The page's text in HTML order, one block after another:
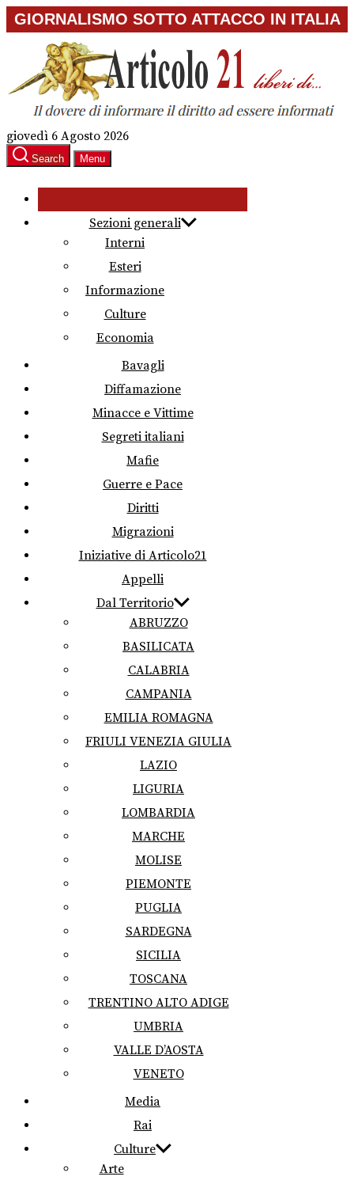
Skip
to
content
GIORNALISMO SOTTO ATTACCO IN ITALIA
giovedì 6 Agosto 2026
Search Menu
Sezioni generali
Interni
Esteri
Informazione
Culture
Economia
Bavagli
Diffamazione
Minacce e Vittime
Segreti italiani
Mafie
Guerre e Pace
Diritti
Migrazioni
Iniziative di Articolo21
Appelli
Dal Territorio
ABRUZZO
BASILICATA
CALABRIA
CAMPANIA
EMILIA ROMAGNA
FRIULI VENEZIA GIULIA
LAZIO
LIGURIA
LOMBARDIA
MARCHE
MOLISE
PIEMONTE
PUGLIA
SARDEGNA
SICILIA
TOSCANA
TRENTINO ALTO ADIGE
UMBRIA
VALLE D’AOSTA
VENETO
Media
Rai
Culture
Arte